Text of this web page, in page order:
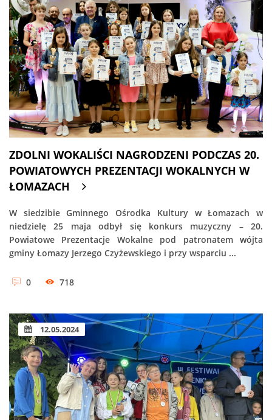
ZDOLNI WOKALIŚCI NAGRODZENI PODCZAS 20.
POWIATOWYCH PREZENTACJI WOKALNYCH W
ŁOMAZACH
W siedzibie Gminnego Ośrodka Kultury w Łomazach w
niedzielę 25 maja odbył się konkurs muzyczny – 20.
Powiatowe Prezentacje Wokalne pod patronatem wójta
gminy Łomazy Jerzego Czyżewskiego i przy wsparciu ...
0 718
12.05.2024